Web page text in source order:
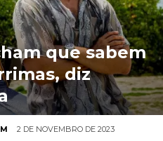
2 DE NOVEMBRO DE 2023
que sabem
diz